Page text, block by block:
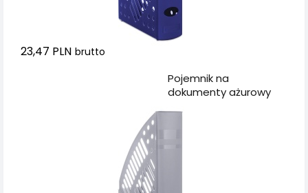
23,47 PLN brutto
Pojemnik na
dokumenty ażurowy